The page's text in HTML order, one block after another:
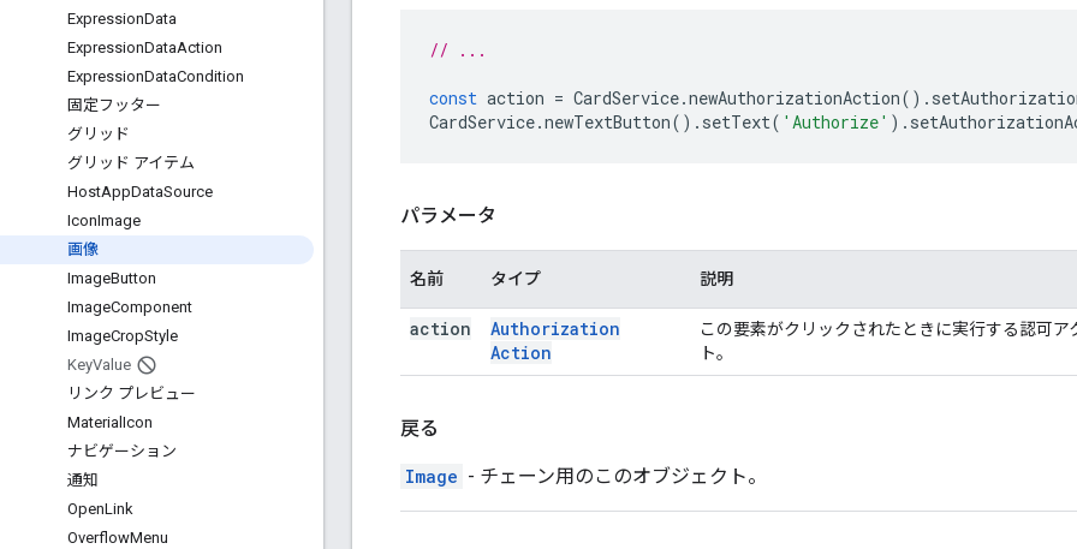
ExpressionData
ExpressionDataAction
ExpressionDataCondition
固定フッター
グリッド
グリッド アイテム
HostAppDataSource
IconImage
画像
ImageButton
ImageComponent
ImageCropStyle
KeyValue
リンク プレビュー
Material Icon
ナビゲーション
通知
OpenLink
OverflowMenu
// ...
const action = CardService.newAuthorizationAction().
CardService.newTextButton(). setText( 'Authorize' ).
パラメータ
名前 タイプ 説明
action
Authorization
Action
この要素がクリックされたときに実行する認可ア
ト。
戻る
Image - チェーン用のこのオブジェクト。